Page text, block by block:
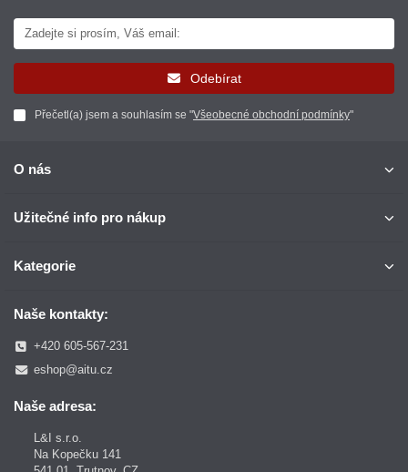
Odebírat
Přečetl(a) jsem a souhlasím se "Všeobecné obchodní podmínky"
O nás
Užitečné info pro nákup
Kategorie
Naše kontakty:
+420 605-567-231
eshop@aitu.cz
Naše adresa:
L&I s.r.o.
Na Kopečku 141